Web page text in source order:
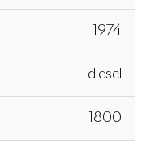
1974
diesel
1800